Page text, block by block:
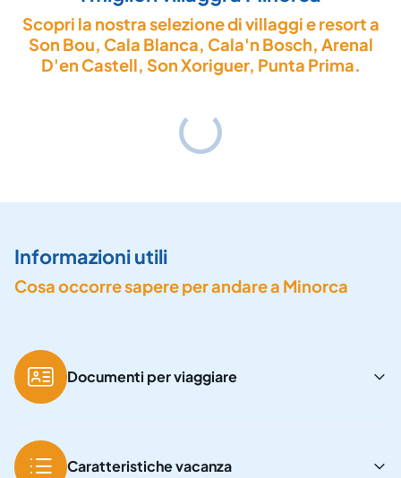
Scopri la nostra selezione di villaggi e resort a
Son Bou, Cala Blanca, Cala'n Bosch, Arenal
D'en Castell, Son Xoriguer, Punta Prima.
Informazioni utili
Cosa occorre sapere per andare a Minorca
Documenti per viaggiare
Caratteristiche vacanza